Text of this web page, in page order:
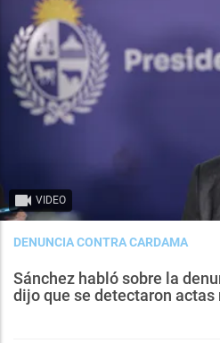
VIDEO
DENUNCIA CONTRA CARDAMA
Sánchez habló sobre la
dijo que se detectaron